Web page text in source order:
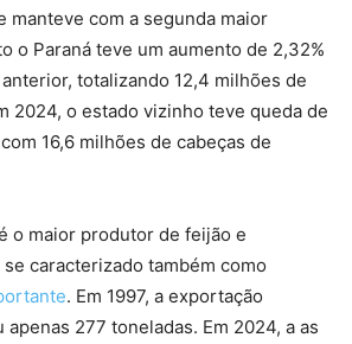
manteve com a segunda maior
o Paraná teve um aumento de 2,32%
totalizando 12,4 milhões de
2024, o estado vizinho teve queda de
16,6 milhões de cabeças de
o maior produtor de feijão e
caracterizado também como
. Em 1997, a exportação
apenas 277 toneladas. Em 2024, a as